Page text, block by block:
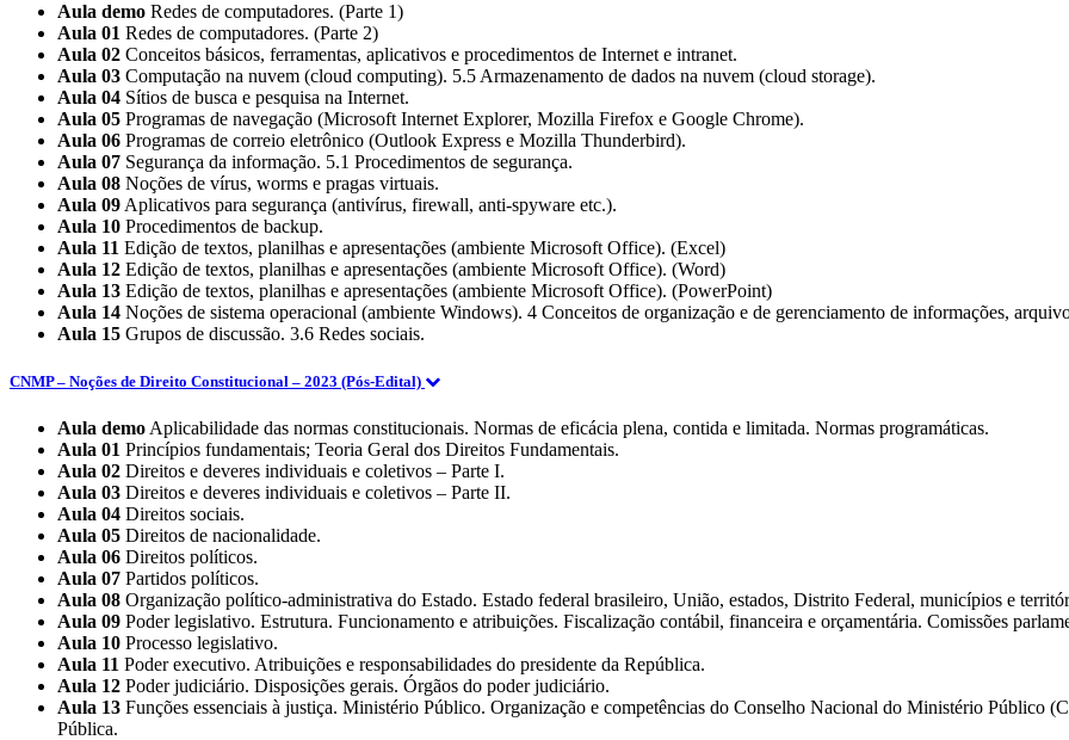
Aula demo Redes de computadores. (Parte 1)
Aula 01 Redes de computadores. (Parte 2)
Aula 02 Conceitos básicos, ferramentas, aplicativos e procedimentos de Internet e intranet.
Aula 03 Computação na nuvem (cloud computing). 5.5 Armazenamento de dados na nuvem (cloud storage).
Aula 04 Sítios de busca e pesquisa na Internet.
Aula 05 Programas de navegação (Microsoft Internet Explorer, Mozilla Firefox e Google Chrome).
Aula 06 Programas de correio eletrônico (Outlook Express e Mozilla Thunderbird).
Aula 07 Segurança da informação. 5.1 Procedimentos de segurança.
Aula 08 Noções de vírus, worms e pragas virtuais.
Aula 09 Aplicativos para segurança (antivírus, firewall, anti-spyware etc.).
Aula 10 Procedimentos de backup.
Aula 11 Edição de textos, planilhas e apresentações (ambiente Microsoft Office). (Excel)
Aula 12 Edição de textos, planilhas e apresentações (ambiente Microsoft Office). (Word)
Aula 13 Edição de textos, planilhas e apresentações (ambiente Microsoft Office). (PowerPoint)
Aula 14 Noções de sistema operacional (ambiente Windows). 4 Conceitos de organização e de gerenciamento de informações,
Aula 15 Grupos de discussão. 3.6 Redes sociais.
CNMP – Noções de Direito Constitucional – 2023 (Pós-Edital)
Aula demo Aplicabilidade das normas constitucionais. Normas de eficácia plena, contida e limitada. Normas programáticas.
Aula 01 Princípios fundamentais; Teoria Geral dos Direitos Fundamentais.
Aula 02 Direitos e deveres individuais e coletivos – Parte I.
Aula 03 Direitos e deveres individuais e coletivos – Parte II.
Aula 04 Direitos sociais.
Aula 05 Direitos de nacionalidade.
Aula 06 Direitos políticos.
Aula 07 Partidos políticos.
Aula 08 Organização político-administrativa do Estado. Estado federal brasileiro, União, estados, Distrito Federal, municípios e
Aula 09 Poder legislativo. Estrutura. Funcionamento e atribuições. Fiscalização contábil, financeira e orçamentária. Comissões
Aula 10 Processo legislativo.
Aula 11 Poder executivo. Atribuições e responsabilidades do presidente da República.
Aula 12 Poder judiciário. Disposições gerais. Órgãos do poder judiciário.
Aula 13 Funções essenciais à justiça. Ministério Público. Organização e competências do Conselho Nacional do Ministério Público
Pública.